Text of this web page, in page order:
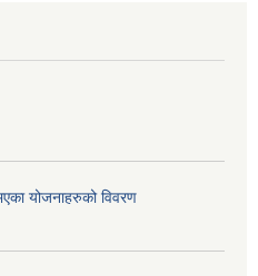
योजनाहरुको विवरण